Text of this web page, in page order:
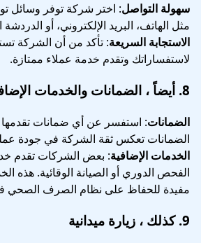
سهولة التواصل: اختر شركة توفر وسائل
مثل الهاتف، البريد الإلكتروني، أو
الاستجابة السريعة: تأكد من أن الشركة
لاستفساراتك وتقدم خدمة عملاء ممتازة.
8. أيضاً ، الضمانات والخدمات
الضمانات: استفسر عن أي ضمانات تقدمها
الضمانات تعكس ثقة الشركة في جودة
الخدمات الإضافية: بعض الشركات تقدم
الفحص الدوري أو الصيانة الوقائية. هذه
مفيدة للحفاظ على نظام الصرف الصحي
9. كذلك ، زيارة ميدانية